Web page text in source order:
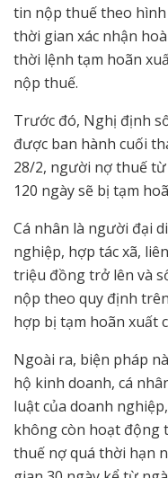
tin nộp thuế theo
thời gian xác nhận
thời lệnh tạm hoãn
nộp thuế.
Trước đó, Nghị định
được ban hành cuối
28/2, người nợ thuế
120 ngày sẽ bị tạm
Cá nhân là người đại
nghiệp, hợp tác xã,
triệu đồng trở lên và
nộp theo quy định
hợp bị tạm hoãn xuất
Ngoài ra, biện pháp
hộ kinh doanh, cá
luật của doanh
không còn hoạt động
thuế nợ quá thời hạn